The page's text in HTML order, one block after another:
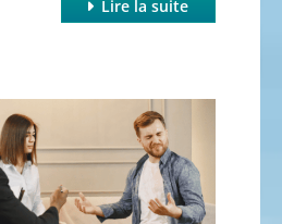
Lire la suite